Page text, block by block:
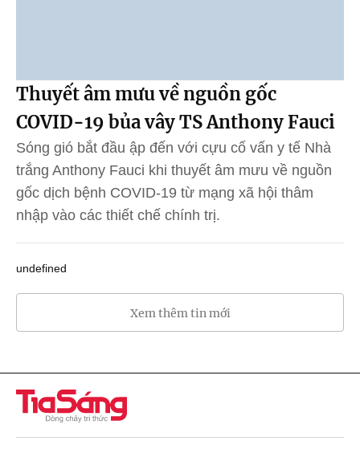
Thuyết âm mưu về nguồn gốc
COVID-19 bủa vây TS Anthony Fauci
Sóng gió bắt đầu ập đến với cựu cố vấn y tế Nhà
trắng Anthony Fauci khi thuyết âm mưu về nguồn
gốc dịch bệnh COVID-19 từ mạng xã hội thâm
nhập vào các thiết chế chính trị.
undefined
Xem thêm tin mới